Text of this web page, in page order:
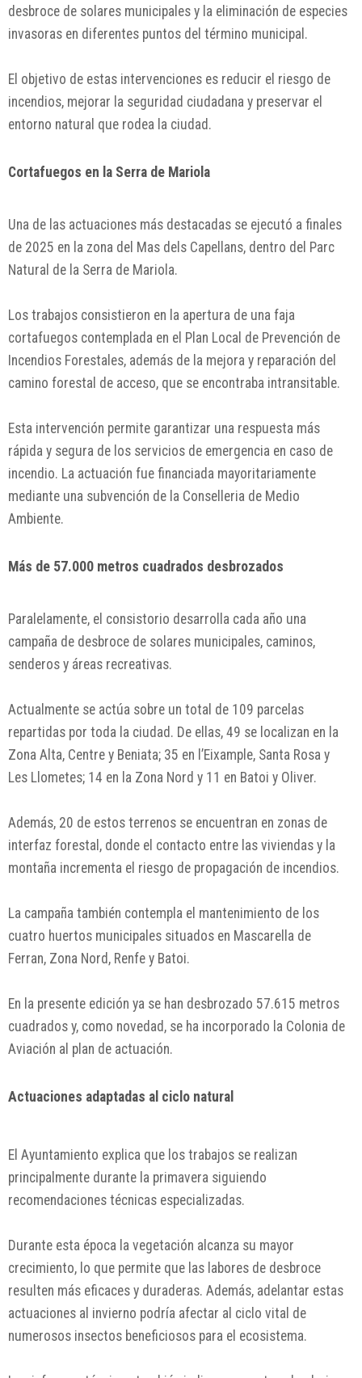
desbroce de solares municipales y la eliminación de especies
invasoras en diferentes puntos del término municipal.
El objetivo de estas intervenciones es reducir el riesgo de
incendios, mejorar la seguridad ciudadana y preservar el
entorno natural que rodea la ciudad.
Cortafuegos en la Serra de Mariola
Una de las actuaciones más destacadas se ejecutó a finales
de 2025 en la zona del Mas dels Capellans, dentro del Parc
Natural de la Serra de Mariola.
Los trabajos consistieron en la apertura de una faja
cortafuegos contemplada en el Plan Local de Prevención de
Incendios Forestales, además de la mejora y reparación del
camino forestal de acceso, que se encontraba intransitable.
Esta intervención permite garantizar una respuesta más
rápida y segura de los servicios de emergencia en caso de
incendio. La actuación fue financiada mayoritariamente
mediante una subvención de la Conselleria de Medio
Ambiente.
Más de 57.000 metros cuadrados desbrozados
Paralelamente, el consistorio desarrolla cada año una
campaña de desbroce de solares municipales, caminos,
senderos y áreas recreativas.
Actualmente se actúa sobre un total de 109 parcelas
repartidas por toda la ciudad. De ellas, 49 se localizan en la
Zona Alta, Centre y Beniata; 35 en l’Eixample, Santa Rosa y
Les Llometes; 14 en la Zona Nord y 11 en Batoi y Oliver.
Además, 20 de estos terrenos se encuentran en zonas de
interfaz forestal, donde el contacto entre las viviendas y la
montaña incrementa el riesgo de propagación de incendios.
La campaña también contempla el mantenimiento de los
cuatro huertos municipales situados en Mascarella de
Ferran, Zona Nord, Renfe y Batoi.
En la presente edición ya se han desbrozado 57.615 metros
cuadrados y, como novedad, se ha incorporado la Colonia de
Aviación al plan de actuación.
Actuaciones adaptadas al ciclo natural
El Ayuntamiento explica que los trabajos se realizan
principalmente durante la primavera siguiendo
recomendaciones técnicas especializadas.
Durante esta época la vegetación alcanza su mayor
crecimiento, lo que permite que las labores de desbroce
resulten más eficaces y duraderas. Además, adelantar estas
actuaciones al invierno podría afectar al ciclo vital de
numerosos insectos beneficiosos para el ecosistema.